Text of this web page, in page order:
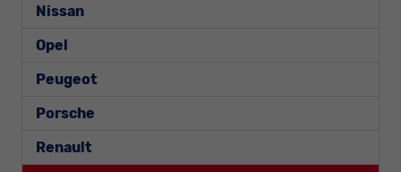
Nissan
Opel
Peugeot
Porsche
Renault